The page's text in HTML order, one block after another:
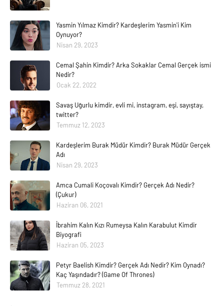
Yasmin Yılmaz Kimdir? Kardeşlerim Yasmin'i Kim
Oynuyor?
Nisan 29, 2023
Cemal Şahin Kimdir? Arka Sokaklar Cemal Gerçek ismi
Nedir?
Ocak 22, 2022
Savaş Uğurlu kimdir, evli mi, instagram, eşi, sayıştay,
twitter?
Temmuz 12, 2023
Kardeşlerim Burak Müdür Kimdir? Burak Müdür Gerçek
Adı
Nisan 29, 2023
Amca Cumali Koçovalı Kimdir? Gerçek Adı Nedir?
(Çukur)
Haziran 06, 2021
İbrahim Kalın Kızı Rumeysa Kalın Karabulut Kimdir
Biyografi
Haziran 05, 2023
Petyr Baelish Kimdir? Gerçek Adı Nedir? Kim Oynadı?
Kaç Yaşındadır? (Game Of Thrones)
Temmuz 28, 2021